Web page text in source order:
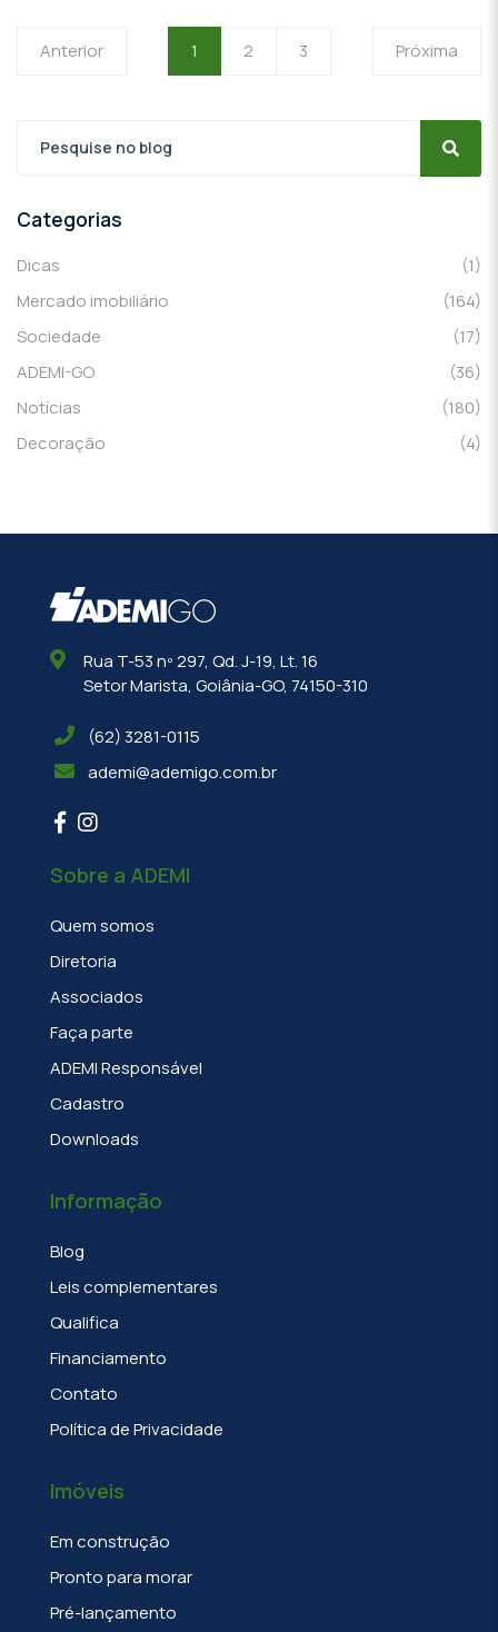
Anterior 1 2 3 Próxima
Categorias
Dicas
(1)
Mercado imobiliário
(164)
Sociedade
(17)
ADEMI-GO
(36)
Notícias
(180)
Decoração
(4)
Rua T-53 nº 297, Qd. J-19, Lt. 16
Setor Marista, Goiânia-GO, 74150-310
(62) 3281-0115
ademi@ademigo.com.br
Sobre a ADEMI
Quem somos
Diretoria
Associados
Faça parte
ADEMI Responsável
Cadastro
Downloads
Informação
Blog
Leis complementares
Qualifica
Financiamento
Contato
Política de Privacidade
Imóveis
Em construção
Pronto para morar
Pré-lançamento